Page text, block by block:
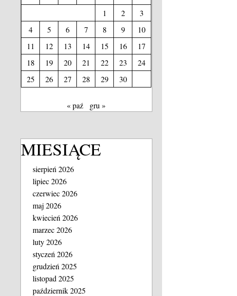
1
2
3
4
5 6 7 8 9
10
11
12 13 14 15 16
17
18
19 20 21 22 23
24
25
26 27 28 29 30
« paź gru »
MIESIĄCE
sierpień 2026
lipiec 2026
czerwiec 2026
maj 2026
kwiecień 2026
marzec 2026
luty 2026
styczeń 2026
grudzień 2025
listopad 2025
październik 2025